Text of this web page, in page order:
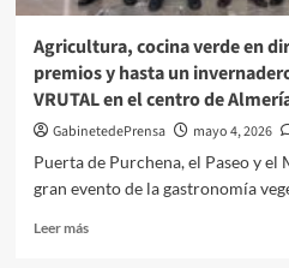
8.00
del
jueves
7
de
debido
a
de
Agricultura, cocina verde en
premios y hasta un
VRUTAL en el centro de
GabinetedePrensa mayo 4, 2026
Puerta de Purchena, el Paseo y
gran evento de la gastronomía
Leer másLeer